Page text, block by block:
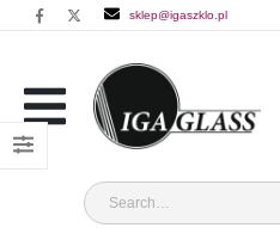
sklep@igaszklo.pl